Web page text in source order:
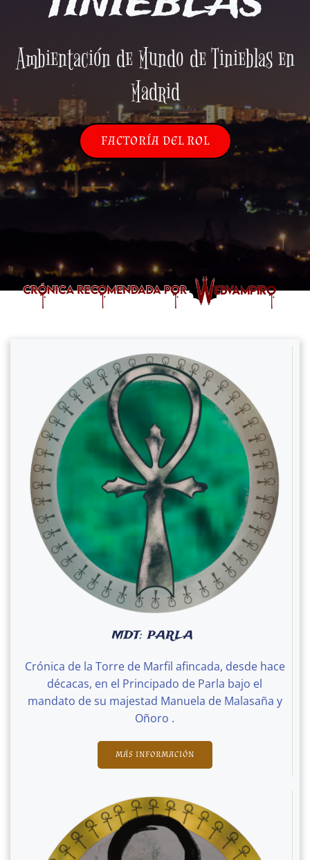
Ambientación de Mundo de Tinieblas en
Madrid
FACTORÍA DEL ROL
MDT: PARLA
Crónica de la Torre de Marfil afincada, desde hace
décacas, en el Principado de Parla bajo el
mandato de su majestad Manuela de Malasaña y
Oñoro .
MÁS INFORMACIÓN